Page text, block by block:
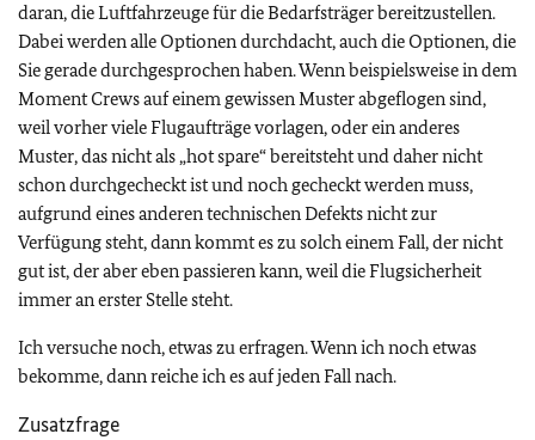
daran, die Luftfahrzeuge für die Bedarfsträger bereitzustellen.
Dabei werden alle Optionen durchdacht, auch die Optionen, die
Sie gerade durchgesprochen haben. Wenn beispielsweise in dem
Moment Crews auf einem gewissen Muster abgeflogen sind,
weil vorher viele Flugaufträge vorlagen, oder ein anderes
Muster, das nicht als „hot spare“ bereitsteht und daher nicht
schon durchgecheckt ist und noch gecheckt werden muss,
aufgrund eines anderen technischen Defekts nicht zur
Verfügung steht, dann kommt es zu solch einem Fall, der nicht
gut ist, der aber eben passieren kann, weil die Flugsicherheit
immer an erster Stelle steht.
Ich versuche noch, etwas zu erfragen. Wenn ich noch etwas
bekomme, dann reiche ich es auf jeden Fall nach.
Zusatzfrage